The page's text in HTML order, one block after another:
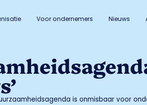
Voor ondernemers Nieuws
is onmisbaar voor